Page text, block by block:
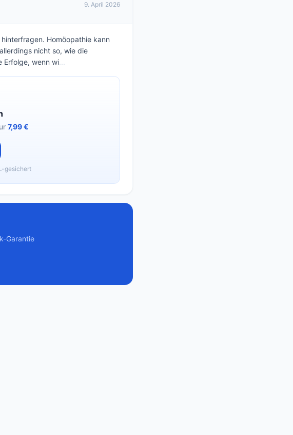
9. April 2026
Homöopathie kann
nicht so, wie die
Erfolge, wenn wi...
7,99 €
gesichert
Garantie